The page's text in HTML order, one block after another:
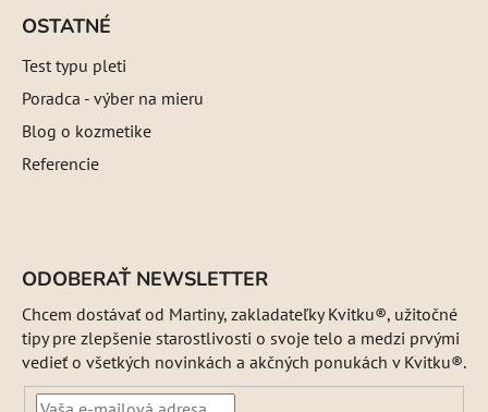
OSTATNÉ
Test typu pleti
Poradca - výber na mieru
Blog o kozmetike
Referencie
ODOBERAŤ NEWSLETTER
Chcem dostávať od Martiny, zakladateľky Kvitku®, užitočné
tipy pre zlepšenie starostlivosti o svoje telo a medzi prvými
vedieť o všetkých novinkách a akčných ponukách v Kvitku®.